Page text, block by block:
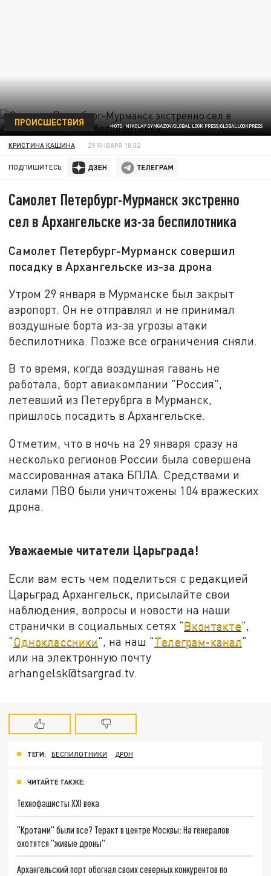
ФОТО: NIKOLAY GYNGAZOV/GLOBAL LOOK PRESS/GLOBALLOOKPRESS
ПРОИСШЕСТВИЯ
КРИСТИНА КАШИНА 29 ЯНВАРЯ 18:02
ПОДПИШИТЕСЬ:
Самолет Петербург-Мурманск экстренно
сел в Архангельске из-за беспилотника
Самолет Петербург-Мурманск совершил
посадку в Архангельске из-за дрона
Утром 29 января в Мурманске был закрыт
аэропорт. Он не отправлял и не принимал
воздушные борта из-за угрозы атаки
беспилотника. Позже все ограничения сняли.
В то время, когда воздушная гавань не
работала, борт авиакомпании "Россия",
летевший из Петерубрга в Мурманск,
пришлось посадить в Архангельске.
Отметим, что в ночь на 29 января сразу на
несколько регионов России была совершена
массированная атака БПЛА. Средствами и
силами ПВО были уничтожены 104 вражеских
дрона.
Уважаемые читатели Царьграда!
Если вам есть чем поделиться с редакцией
Царьград Архангельск, присылайте свои
наблюдения, вопросы и новости на наши
странички в социальных сетях "Вконтакте",
"Одноклассники", на наш "Телеграм-канал"
или на электронную почту
arhangelsk@tsargrad.tv.
ТЕГИ: БЕСПИЛОТНИКИ ДРОН
ЧИТАЙТЕ ТАКЖЕ:
Технофашисты XXI века
"Кротами" были все? Теракт в центре Москвы: На генералов
охотятся "живые дроны"
Архангельский порт обогнал своих северных конкурентов по